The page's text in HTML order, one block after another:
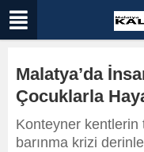
Malatya’da
Çocuklarla
Konteyner
barınma krizi